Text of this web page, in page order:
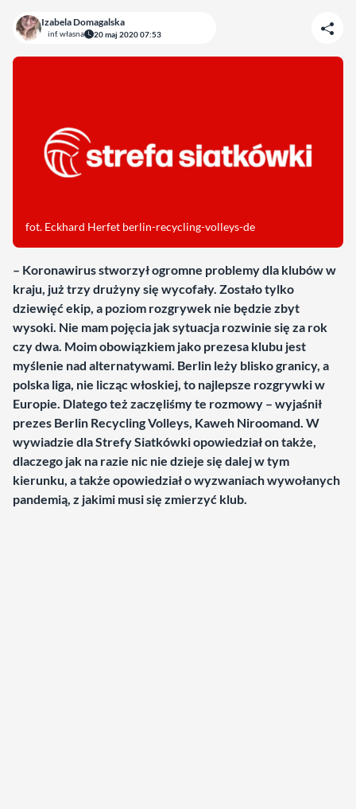
Izabela Domagalska
inf. własna 20 maj 2020 07:53
fot. Eckhard Herfet berlin-recycling-volleys-de
– Koronawirus stworzył ogromne problemy dla klubów w
kraju, już trzy drużyny się wycofały. Zostało tylko
dziewięć ekip, a poziom rozgrywek nie będzie zbyt
wysoki. Nie mam pojęcia jak sytuacja rozwinie się za rok
czy dwa. Moim obowiązkiem jako prezesa klubu jest
myślenie nad alternatywami. Berlin leży blisko granicy, a
polska liga, nie licząc włoskiej, to najlepsze rozgrywki w
Europie. Dlatego też zaczęliśmy te rozmowy – wyjaśnił
prezes Berlin Recycling Volleys, Kaweh Niroomand. W
wywiadzie dla Strefy Siatkówki opowiedział on także,
dlaczego jak na razie nic nie dzieje się dalej w tym
kierunku, a także opowiedział o wyzwaniach wywołanych
pandemią, z jakimi musi się zmierzyć klub.